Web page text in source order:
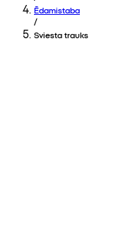
Ēdamistaba
/
Sviesta trauks